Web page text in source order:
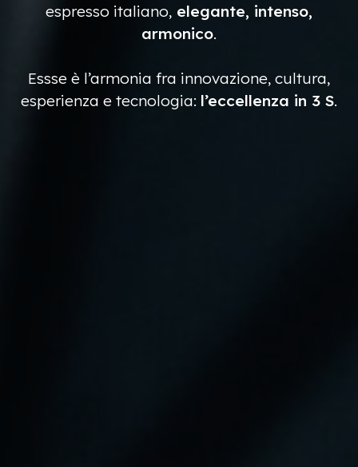
espresso italiano, elegante, intenso,
armonico.
Essse è l’armonia fra innovazione, cultura,
esperienza e tecnologia: l’eccellenza in 3 S.